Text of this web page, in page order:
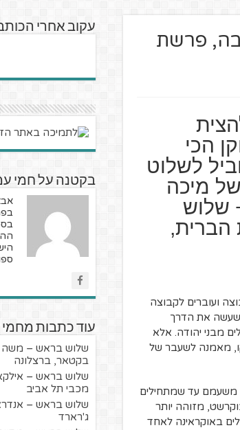
פרשת
הכי
לשלוט
מיכה
שלוש
הברית,
ועוברים לקבוצה
שעשה את הדרך
מבני יהודה. אלא
מאמנה לשעבר של
משעמם עד שמתחילים
מזוהה יותר
באוקראינה לאחד
עקוב אחרי
בקטנה על חמי
עוד כתבות מחמי
שלוש בראש – משה
בקטאר, ברצלונה
שלוש בראש –
מכבי תל אביב
שלוש בראש –
ג'רארד